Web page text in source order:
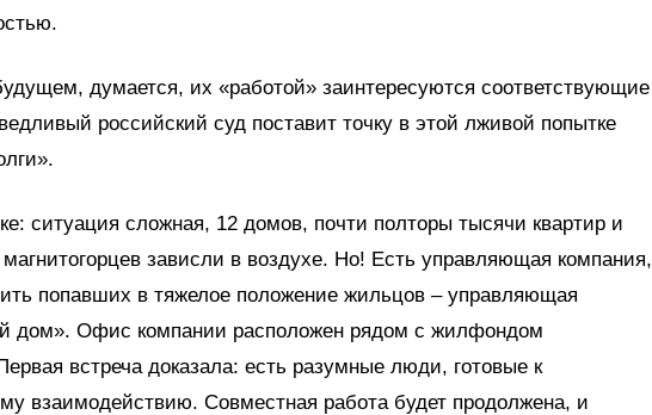
думается, их «работой» заинтересуются соответствующие
российский суд поставит точку в этой лживой попытке
ситуация сложная, 12 домов, почти полторы тысячи квартир и
зависли в воздухе. Но! Есть управляющая компания,
попавших в тяжелое положение жильцов – управляющая
дом». Офис компании расположен рядом с жилфондом
встреча доказала: есть разумные люди, готовые к
взаимодействию. Совместная работа будет продолжена, и